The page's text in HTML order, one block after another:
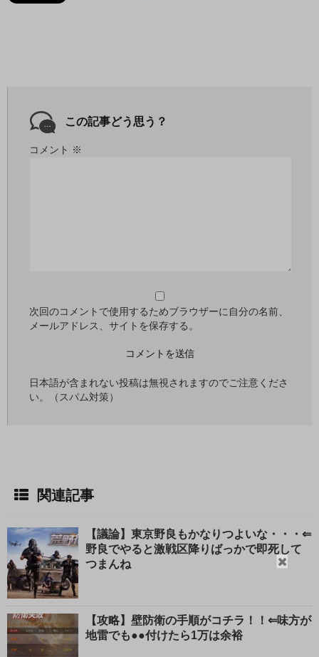
閉
る
この記事どう思う？
コメント ※
次回のコメントで使用するためブラウザーに自分の名前、
メールアドレス、サイトを保存する。
日本語が含まれない投稿は無視されますのでご注意くださ
い。（スパム対策）
関連記事
【議論】東京野良もかなりつよいな・・・⇐
野良でやると激戦区降りばっかで即死して
つまんね
【攻略】壁防衛の手順がコチラ！！⇐味方が
地雷でも●●付けたら1万は余裕